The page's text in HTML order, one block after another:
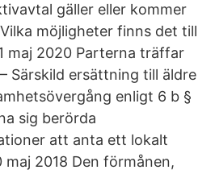
gäller eller kommer
möjligheter finns det till
maj 2020 Parterna träffar
Särskild ersättning till äldre
enligt 6 b §
sig berörda
att anta ett lokalt
2018 Den förmånen,